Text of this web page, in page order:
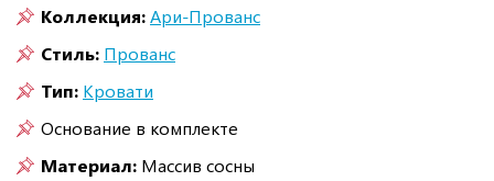
Коллекция:Ари-Прованс
Стиль: Прованс
Тип: Кровати
Основание в комплекте
Материал: Массив сосны